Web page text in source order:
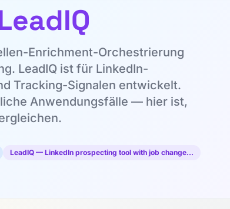
Enrichment-Orchestrierung
LeadIQ ist für LinkedIn-
Tracking-Signalen entwickelt.
Anwendungsfälle — hier ist,
LeadIQ — LinkedIn prospecting tool with job change…